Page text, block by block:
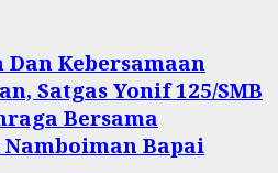
Kebersamaan
Satgas Yonif 125/SMB
Bersama
Bapai